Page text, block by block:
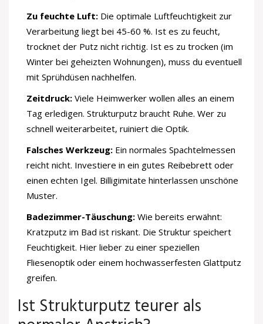
Zu feuchte Luft: Die optimale Luftfeuchtigkeit zur
Verarbeitung liegt bei 45-60 %. Ist es zu feucht,
trocknet der Putz nicht richtig. Ist es zu trocken (im
Winter bei geheizten Wohnungen), muss du eventuell
mit Sprühdüsen nachhelfen.
Zeitdruck: Viele Heimwerker wollen alles an einem
Tag erledigen. Strukturputz braucht Ruhe. Wer zu
schnell weiterarbeitet, ruiniert die Optik.
Falsches Werkzeug: Ein normales Spachtelmessen
reicht nicht. Investiere in ein gutes Reibebrett oder
einen echten Igel. Billigimitate hinterlassen unschöne
Muster.
Badezimmer-Täuschung: Wie bereits erwähnt:
Kratzputz im Bad ist riskant. Die Struktur speichert
Feuchtigkeit. Hier lieber zu einer speziellen
Fliesenoptik oder einem hochwasserfesten Glattputz
greifen.
Ist Strukturputz teurer als